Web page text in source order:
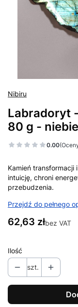
Nibiru
Labradoryt
80 g -
0.00
Kamień
intuicję, chroni
przebudzenia.
Przejdź do pełnego
Cena
62,63 złbez VAT
Ilość
szt.